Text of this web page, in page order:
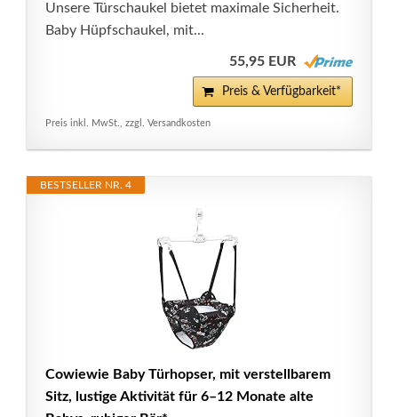
Unsere Türschaukel bietet maximale Sicherheit.
Baby Hüpfschaukel, mit...
55,95 EUR
Preis & Verfügbarkeit*
Preis inkl. MwSt., zzgl. Versandkosten
BESTSELLER NR. 4
Cowiewie Baby Türhopser, mit verstellbarem
Sitz, lustige Aktivität für 6–12 Monate alte